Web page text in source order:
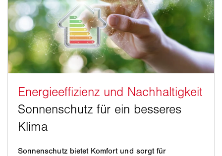
Sonnenschutz bietet Komfort und sorgt für